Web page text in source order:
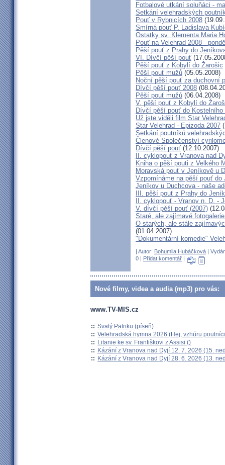
Fotbalové utkání soluňáci -
Setkání velehradských
Pouť v Rybnicích 2008
Smírná pouť P. Ladislava
Ostatky sv. Klementa Maria
Pouť na Velehrad 2008 -
Pěší pouť z Prahy do
VI. Dívčí pěší pouť
Pěší pouť z Kobylí do Žarošic
Pěší pouť mužů (05.05.2008)
Noční pěší pouť za duchovní
Dívčí pěší pouť 2008
Pěší pouť mužů (06.04.2008)
V. pěší pouť z Kobylí do
Dívčí pěší pouť do Kostelního
Už jste viděli film Star
Star Velehrad - Epizoda 2007
Setkání poutníků
Členové Společenství
Dívčí pěší pouť (12.10.2007)
II. cyklopouť z Vranova nad
Kniha o pěší pouti z Velkého
Moravská pouť v Jeníkově u
Vzpomínáme na pěší pouť do
Jeníkov u Duchcova - naše
III. pěší pouť z Prahy do
II. cyklopouť - Vranov n. D. -
V. dívčí pěší pouť (2007)
Staré, ale zajímavé
O starých, ale stále
(01.04.2007)
"Dokumentární komedie"
| Autor: Bohumila Hubáčková |
0 | Přidat komentář |
Nové filmy, videa a audia (mp3) pro vás:
www.TV-MIS.cz
:: Svatý Patriku (píseň)
:: Velehradská hymna 2026 (Hej, vzhůru
:: Litanie ke sv. Františkovi z Assisi ()
:: Kázání z Vranova nad Dyjí 12. 7. 2026 (15.
:: Kázání z Vranova nad Dyjí 28. 6. 2026 (13.